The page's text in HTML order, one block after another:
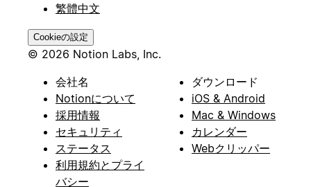
繁體中文
Cookieの設定
© 2026 Notion Labs, Inc.
会社名
Notionについて
採用情報
セキュリティ
ステータス
利用規約とプライ
バシー
ダウンロード
iOS & Android
Mac & Windows
カレンダー
Webクリッパー